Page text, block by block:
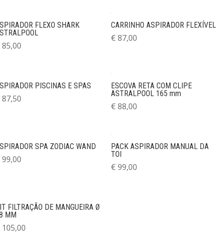
FLEXO SHARK
85,00
CARRINHO ASPIRADOR FLEXÍVEL
€ 87,00
PISCINAS E SPAS
87,50
ESCOVA RETA COM CLIPE
ASTRALPOOL 165 mm
€ 88,00
SPA ZODIAC WAND
99,00
PACK ASPIRADOR MANUAL DA
TOI
€ 99,00
FILTRAÇÃO DE MANGUEIRA Ø
MM
105,00